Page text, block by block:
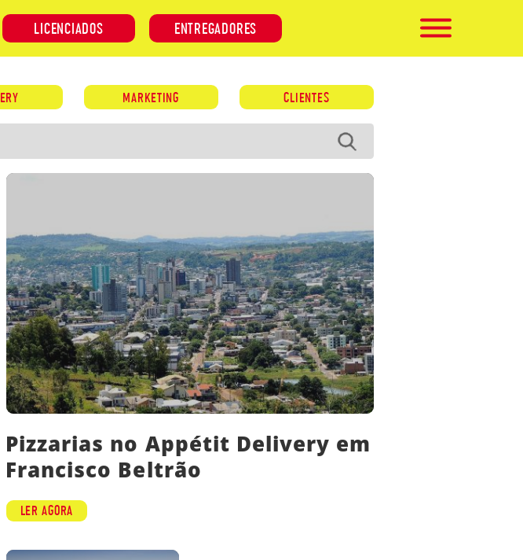
LICENCIADOS ENTREGADORES
CASHBACK CADASTRO
MARKETING CLIENTES
Pizzarias no Appétit Delivery em
Francisco Beltrão
LER AGORA